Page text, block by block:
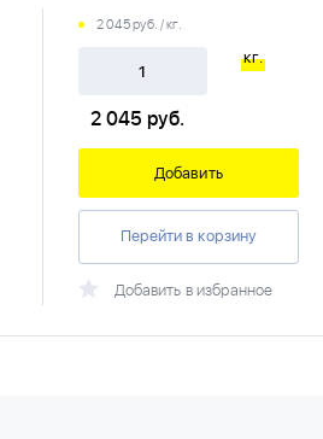
2 045 руб. / кг.
кг.
2 045 руб.
Добавить
Перейти в корзину
Добавить в избранное